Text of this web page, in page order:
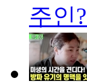
주인